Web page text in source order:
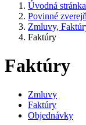
Úvodná stránka
Povinné
Zmluvy,
Faktúry
Faktúry
Zmluvy
Faktúry
Objednávky